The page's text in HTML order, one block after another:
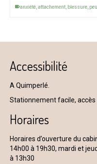
anxiété attachement blessure
Accessibilité
A Quimperlé.
Stationnement facile, accès
Horaires
Horaires d’ouverture du
14h00 à 19h30, mardi et
à 13h30